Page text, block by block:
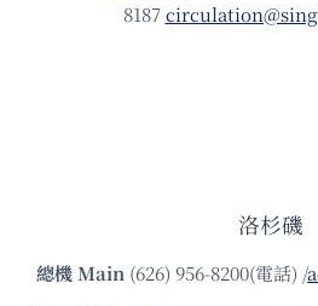
8187
洛杉磯
總機Main (626) 956-8200(電話) /